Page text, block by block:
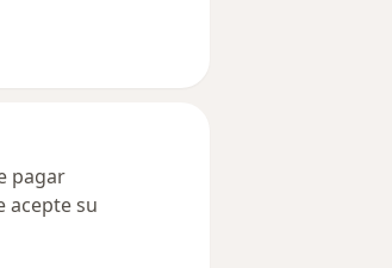
pagar
acepte su